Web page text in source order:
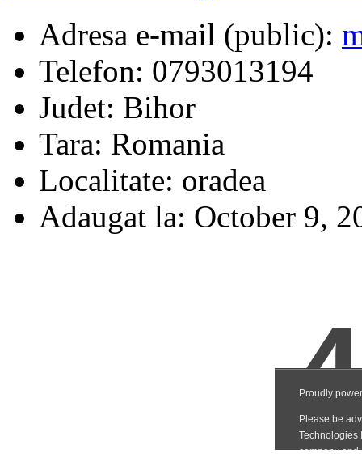
Adresa e-mail (public):
Telefon: 0793013194
Judet: Bihor
Tara: Romania
Localitate: oradea
Adaugat la: October 9,